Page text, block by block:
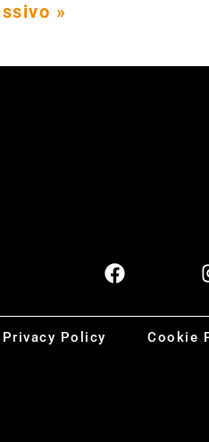
»
Privacy Policy Cookie